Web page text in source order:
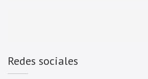
Redes sociales